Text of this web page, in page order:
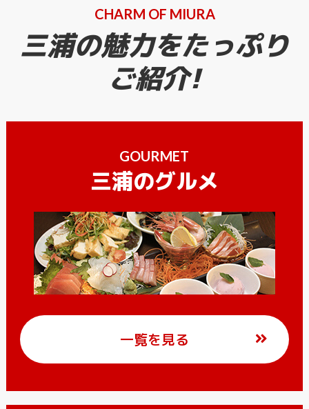
CHARM OF MIURA
三浦の魅力をたっぷり
ご紹介!
GOURMET
三浦のグルメ
一覧を見る